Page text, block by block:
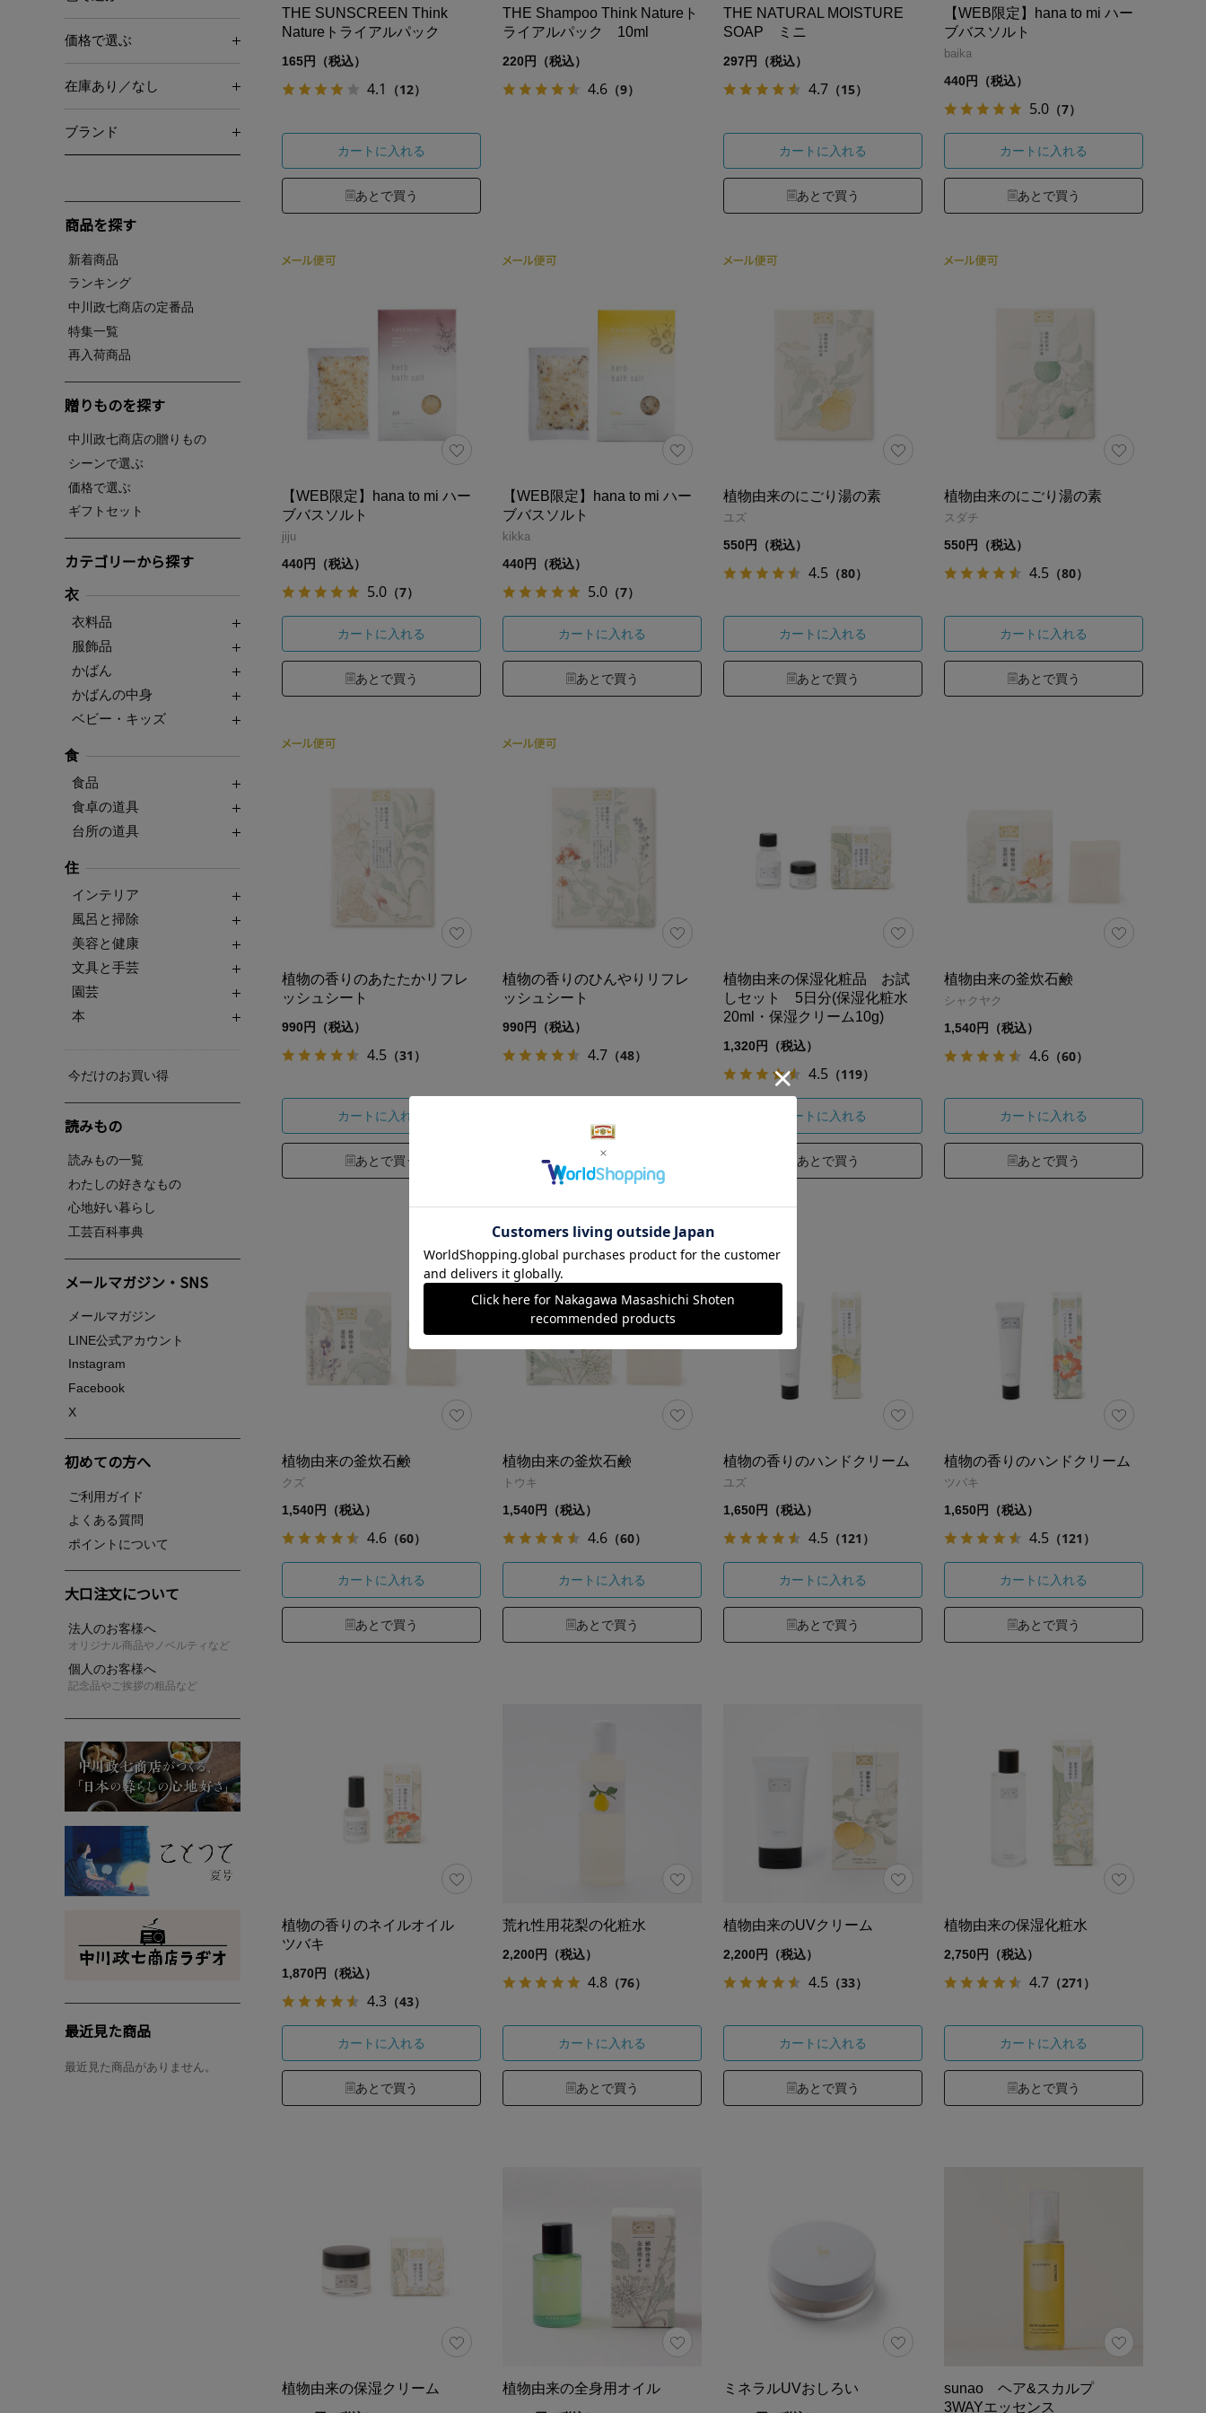
価格で選ぶ
在庫あり／なし
ブランド
商品を探す
新着商品
ランキング
中川政七商店の定番品
特集一覧
再入荷商品
贈りものを探す
中川政七商店の贈りもの
シーンで選ぶ
価格で選ぶ
ギフトセット
カテゴリーから探す
衣
衣料品
服飾品
かばん
かばんの中身
ベビー・キッズ
食
食品
食卓の道具
台所の道具
住
インテリア
風呂と掃除
美容と健康
文具と手芸
園芸
本
今だけのお買い得
読みもの
読みもの一覧
わたしの好きなもの
心地好い暮らし
工芸百科事典
メールマガジン・SNS
メールマガジン
LINE公式アカウント
Instagram
Facebook
X
初めての方へ
ご利用ガイド
よくある質問
ポイントについて
大口注文について
法人のお客様へ
オリジナル商品やノベルティなど
個人のお客様へ
記念品やご挨拶の粗品など
最近見た商品
最近見た商品がありません。
THE SUNSCREEN Think
Natureトライアルパック
165円（税込）
4.1 （12）
カートに入れる
あとで買う
THE Shampoo Think Natureト
ライアルパック 10ml
220円（税込）
4.6 （9）
THE NATURAL MOISTURE
SOAP ミニ
297円（税込）
4.7 （15）
カートに入れる
あとで買う
【WEB限定】hana to mi ハー
ブバスソルト
baika
440円（税込）
5.0 （7）
カートに入れる
あとで買う
【WEB限定】hana to mi ハー
ブバスソルト
jiju
440円（税込）
5.0 （7）
カートに入れる
あとで買う
【WEB限定】hana to mi ハー
ブバスソルト
kikka
440円（税込）
5.0 （7）
カートに入れる
あとで買う
植物由来のにごり湯の素
ユズ
550円（税込）
4.5 （80）
カートに入れる
あとで買う
植物由来のにごり湯の素
スダチ
550円（税込）
4.5 （80）
カートに入れる
あとで買う
植物の香りのあたたかリフレ
ッシュシート
990円（税込）
4.5 （31）
カートに入れる
あとで買う
植物の香りのひんやりリフレ
ッシュシート
990円（税込）
4.7 （48）
あとで買う
植物由来の保湿化粧品 お試
しセット 5日分(保湿化粧水
20ml・保湿クリーム10g)
1,320円（税込）
4.5 （119）
カートに入れる
あとで買う
植物由来の釜炊石鹸
シャクヤク
1,540円（税込）
4.6 （60）
カートに入れる
あとで買う
植物由来の釜炊石鹸
クズ
1,540円（税込）
4.6 （60）
カートに入れる
あとで買う
植物由来の釜炊石鹸
トウキ
1,540円（税込）
4.6 （60）
カートに入れる
あとで買う
植物の香りのハンドクリーム
ユズ
1,650円（税込）
4.5 （121）
カートに入れる
あとで買う
植物の香りのハンドクリーム
ツバキ
1,650円（税込）
4.5 （121）
カートに入れる
あとで買う
植物の香りのネイルオイル
ツバキ
1,870円（税込）
4.3 （43）
カートに入れる
あとで買う
荒れ性用花梨の化粧水
2,200円（税込）
4.8 （76）
カートに入れる
あとで買う
植物由来のUVクリーム
2,200円（税込）
4.5 （33）
カートに入れる
あとで買う
植物由来の保湿化粧水
2,750円（税込）
4.7 （271）
カートに入れる
あとで買う
植物由来の保湿クリーム 植物由来の全身用オイル ミネラルUVおしろい
sunao ヘア&スカルプ
3WAYエッセンス